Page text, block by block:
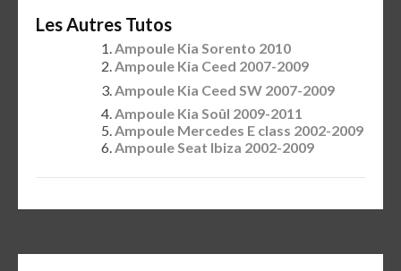
Les Autres Tutos
Ampoule Kia Sorento 2010
Ampoule Kia Ceed 2007-2009
Ampoule Kia Ceed SW 2007-2009
Ampoule Kia Soûl 2009-2011
Ampoule Mercedes E class 2002-2009
Ampoule Seat Ibiza 2002-2009